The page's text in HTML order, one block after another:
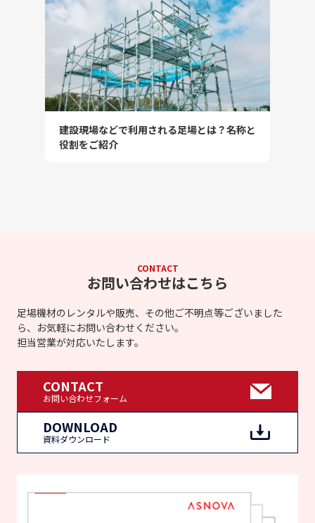
建設現場などで利用される足場とは？名称と
役割をご紹介
CONTACT
お問い合わせはこちら
足場機材のレンタルや販売、その他ご不明点等ございました
ら、お気軽にお問い合わせください。
担当営業が対応いたします。
DOWNLOAD
資料ダウンロード
CONTACT
お問い合わせフォーム